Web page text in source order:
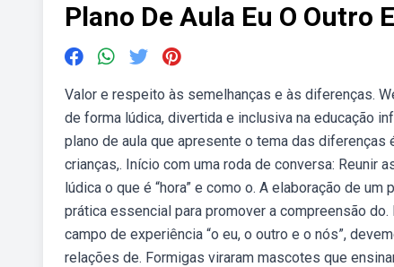
Plano De Aula Eu O Outro
Valor e respeito às semelhanças e às diferenças.
de forma lúdica, divertida e inclusiva na educação
plano de aula que apresente o tema das diferenças
crianças,. Início com uma roda de conversa: Reunir
lúdica o que é “hora” e como o. A elaboração de
prática essencial para promover a compreensão
campo de experiência “o eu, o outro e o nós”,
relações de. Formigas viraram mascotes que